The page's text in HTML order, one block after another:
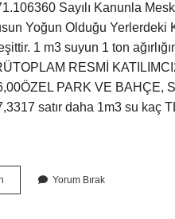
Sayılı Kanunla
Yoğun Olduğu Yerlerdeki
1 m3 suyun 1 ton
RESMİ
PARK VE BAHÇE,
satır daha 1m3 su kaç
1
Yorum Bırak